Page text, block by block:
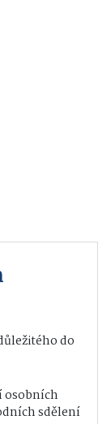
do
osobních
sdělení